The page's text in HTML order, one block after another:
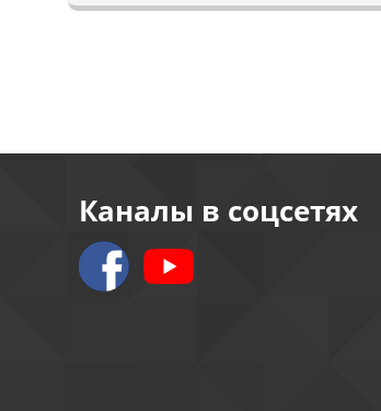
Каналы в соцсетях